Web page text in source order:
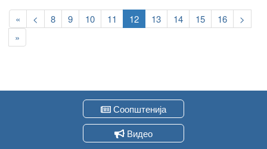
Pagination
First
page
«
Previous
page
< Page
8 Page
9 Page
10 Page
11
Current
page
12 Page
13 Page
14 Page
15 Page
16
страна
>
Last
page
»
Соопштенија
Видео